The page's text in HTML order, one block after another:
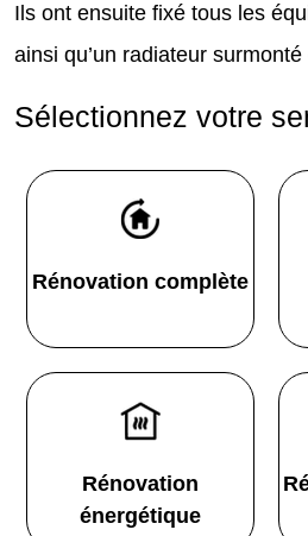
Ils ont ensuite fixé tous les
ainsi qu’un radiateur
Sélectionnez votre
Rénovation complète
Rénovation
énergétique